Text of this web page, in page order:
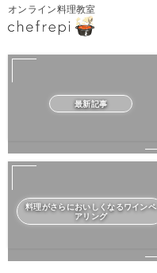
オンライン料理教室
最新記事
料理がさらにおいしくなるワインペ
アリング